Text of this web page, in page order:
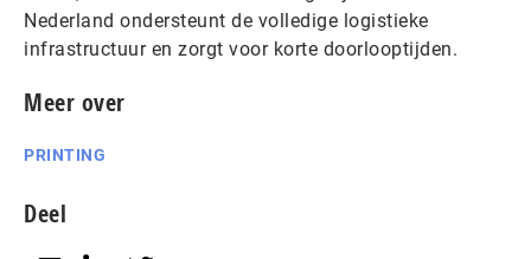
Nederland ondersteunt de volledige logistieke
infrastructuur en zorgt voor korte doorlooptijden.
Meer over
PRINTING
Deel